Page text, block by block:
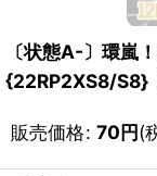
〔状態A-〕環嵐
{22RP2XS8/S8}
販売価格: 70円(